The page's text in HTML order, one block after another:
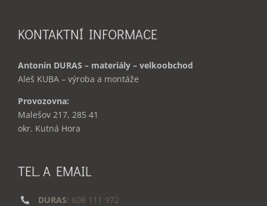
KONTAKTNÍ INFORMACE
Antonín DURAS – materiály – velkoobchod
Aleš KUBA – výroba a montáže
Provozovna:
Malešov 217, 285 41
okr. Kutná Hora
TEL. A EMAIL
DURAS: 608 111 972